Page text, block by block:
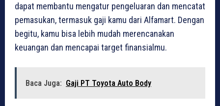
dapat membantu mengatur pengeluaran dan mencatat
pemasukan, termasuk gaji kamu dari Alfamart. Dengan
begitu, kamu bisa lebih mudah merencanakan
keuangan dan mencapai target finansialmu.
Baca Juga: Gaji PT Toyota Auto Body